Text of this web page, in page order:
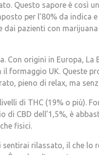
Questo sapore è così
per l’80% da indica
pazienti con
origini in Europa, La
formaggio UK. Queste
pieno di relax, ma
di THC (19% o più).
CBD dell’1,5%, è
fisici.
rilassato, il che lo